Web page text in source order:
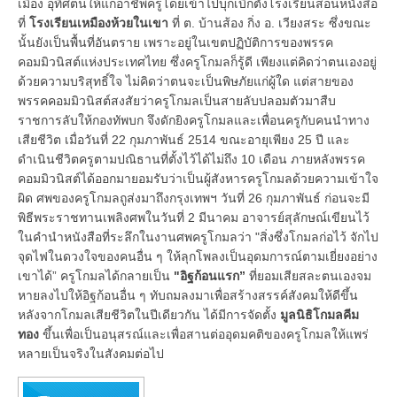
เมือง อุทิศตนให้แก่อาชีพครูโดยเข้าไปบุกเบิกตั้งโรงเรียนสอนหนังสือ
ที่ โรงเรียนเหมืองห้วยในเขา ที่ ต. บ้านส้อง กิ่ง อ. เวียงสระ ซึ่งขณะ
นั้นยังเป็นพื้นที่อันตราย เพราะอยู่ในเขตปฏิบัติการของพรรค
คอมมิวนิสต์แห่งประเทศไทย ซึ่งครูโกมลก็รู้ดี เพียงแต่คิดว่าตนเองอยู่
ด้วยความบริสุทธิ์ใจ ไม่คิดว่าตนจะเป็นพิษภัยแก่ผู้ใด แต่สายของ
พรรคคอมมิวนิสต์สงสัยว่าครูโกมลเป็นสายลับปลอมตัวมาสืบ
ราชการลับให้กองทัพบก จึงดักยิงครูโกมลและเพื่อนครูกับคนนำทาง
เสียชีวิต เมื่อวันที่ 22 กุมภาพันธ์ 2514 ขณะอายุเพียง 25 ปี และ
ดำเนินชีวิตครูตามปณิธานที่ตั้งไว้ได้ไม่ถึง 10 เดือน ภายหลังพรรค
คอมมิวนิสต์ได้ออกมายอมรับว่าเป็นผู้สังหารครูโกมลด้วยความเข้าใจ
ผิด ศพของครูโกมลถูส่งมาถึงกรุงเทพฯ วันที่ 26 กุมภาพันธ์ ก่อนจะมี
พิธีพระราชทานเพลิงศพในวันที่ 2 มีนาคม อาจารย์สุลักษณ์เขียนไว้
ในคำนำหนังสือที่ระลึกในงานศพครูโกมลว่า "สิ่งซึ่งโกมลก่อไว้ จักไป
จุดไฟในดวงใจของคนอื่น ๆ ให้ลุกโพลงเป็นอุดมการณ์ตามเยี่ยงอย่าง
เขาได้” ครูโกมลได้กลายเป็น "อิฐก้อนแรก” ที่ยอมเสียสละตนเองจม
หายลงไปให้อิฐก้อนอื่น ๆ ทับถมลงมาเพื่อสร้างสรรค์สังคมให้ดีขึ้น
หลังจากโกมลเสียชีวิตในปีเดียวกัน ได้มีการจัดตั้ง มูลนิธิโกมลคีม
ทอง ขึ้นเพื่อเป็นอนุสรณ์และเพื่อสานต่ออุดมคติของครูโกมลให้แพร่
หลายเป็นจริงในสังคมต่อไป